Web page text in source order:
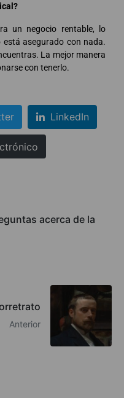
un negocio rentable, lo
asegurado con nada.
La mejor manera
con tenerlo.
LinkedIn
acerca de la
Anterior